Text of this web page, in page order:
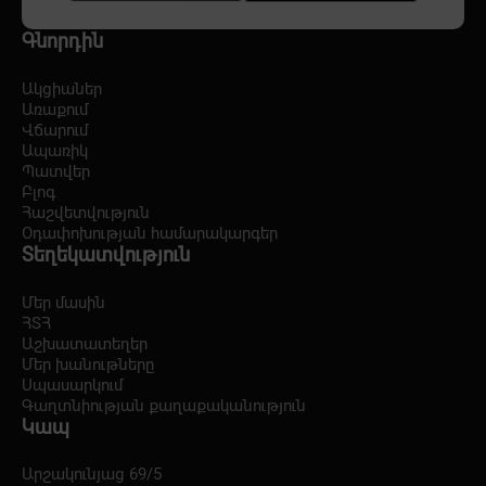
Գնորդին
Ակցիաներ
Առաքում
Վճարում
Ապառիկ
Պատվեր
Բլոգ
Հաշվետվություն
Օդափոխության համարակարգեր
Տեղեկատվություն
Մեր մասին
ՀՏՀ
Աշխատատեղեր
Մեր խանութները
Սպասարկում
Գաղտնիության քաղաքականություն
Կապ
Արշակունյաց 69/5